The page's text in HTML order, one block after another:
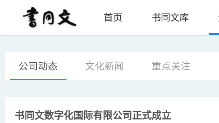
首页 书同文库
公司动态 文化新闻 重点关注
书同文数字化国际有限公司正式成立